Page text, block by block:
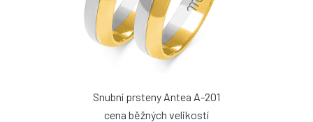
Snubní prsteny Antea A-201
cena běžných velikostí